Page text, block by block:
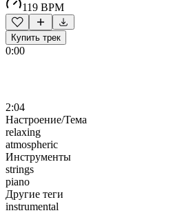
119 BPM
Купить трек
0:00
2:04
Настроение/Тема
relaxing
atmospheric
Инструменты
strings
piano
Другие теги
instrumental